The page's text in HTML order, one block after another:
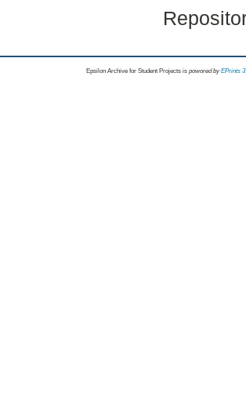
Epsilon Archive for Student Projects is powored byEPrints 3